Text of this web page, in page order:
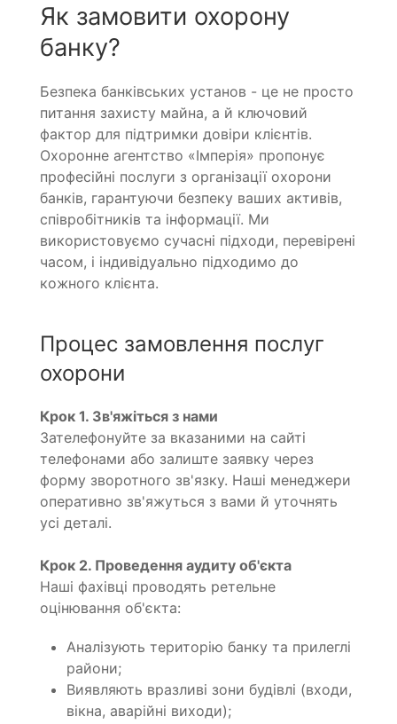
Як замовити охорону
банку?
Безпека банківських установ - це не просто
питання захисту майна, а й ключовий
фактор для підтримки довіри клієнтів.
Охоронне агентство «Імперія» пропонує
професійні послуги з організації охорони
банків, гарантуючи безпеку ваших активів,
співробітників та інформації. Ми
використовуємо сучасні підходи, перевірені
часом, і індивідуально підходимо до
кожного клієнта.
Процес замовлення послуг
охорони
Крок 1. Зв'яжіться з нами
Зателефонуйте за вказаними на сайті
телефонами або залиште заявку через
форму зворотного зв'язку. Наші менеджери
оперативно зв'яжуться з вами й уточнять
усі деталі.
Крок 2. Проведення аудиту об'єкта
Наші фахівці проводять ретельне
оцінювання об'єкта:
Аналізують територію банку та прилеглі
райони;
Виявляють вразливі зони будівлі (входи,
вікна, аварійні виходи);